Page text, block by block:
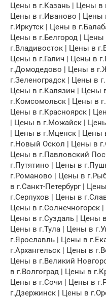
Цены в г.Казань | Цены в
Цены в г.Иваново | Цены
г.Иркутск | Цены в
Цены в г.Белгород |
г.Владивосток | Цены в
Цены в г.Галич | Цены в
г.Домодедово | Цены в
г.Зеленоградск | Цены в
Цены в г.Калязин | Цены
г.Комсомольск | Цены в
Цены в г.Красноярск |
| Цены в г.Можайск |
| Цены в г.Мценск | Цены
г.Новый Оскол | Цены в
Цены в г.Павловский
г.Путятино | Цены в
г.Романово | Цены в
в г.Санкт-Петербург |
г.Серпухов | Цены в
Цены в г.Солнечногорск
Цены в г.Суздаль | Цены
Цены в г.Тула | Цены в
г.Ярославль | Цены в
г.Архангельск | Цены в
Цены в г.Великий
в г.Волгоград | Цены в
Цены в г.Сочи | Цены в
г.Дзержинск | Цены в